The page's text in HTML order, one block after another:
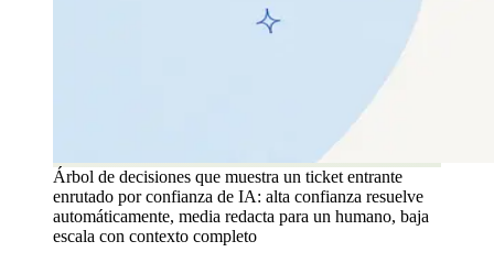
Árbol de decisiones que muestra un ticket entrante
enrutado por confianza de IA: alta confianza resuelve
automáticamente, media redacta para un humano, baja
escala con contexto completo